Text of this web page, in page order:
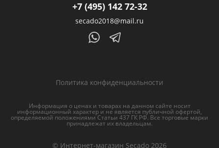
+7 (495) 142 72-32
secado2018@mail.ru
Политика конфиденциальности
Информация о ценах и товарах на данном сайте носит
информационный характер и не является публичной офертой,
определяемой положениями Статьи 437 ГК РФ. Все торговые марки
принадлежат их владельцам.
© Интернет-магазин Secado 2026